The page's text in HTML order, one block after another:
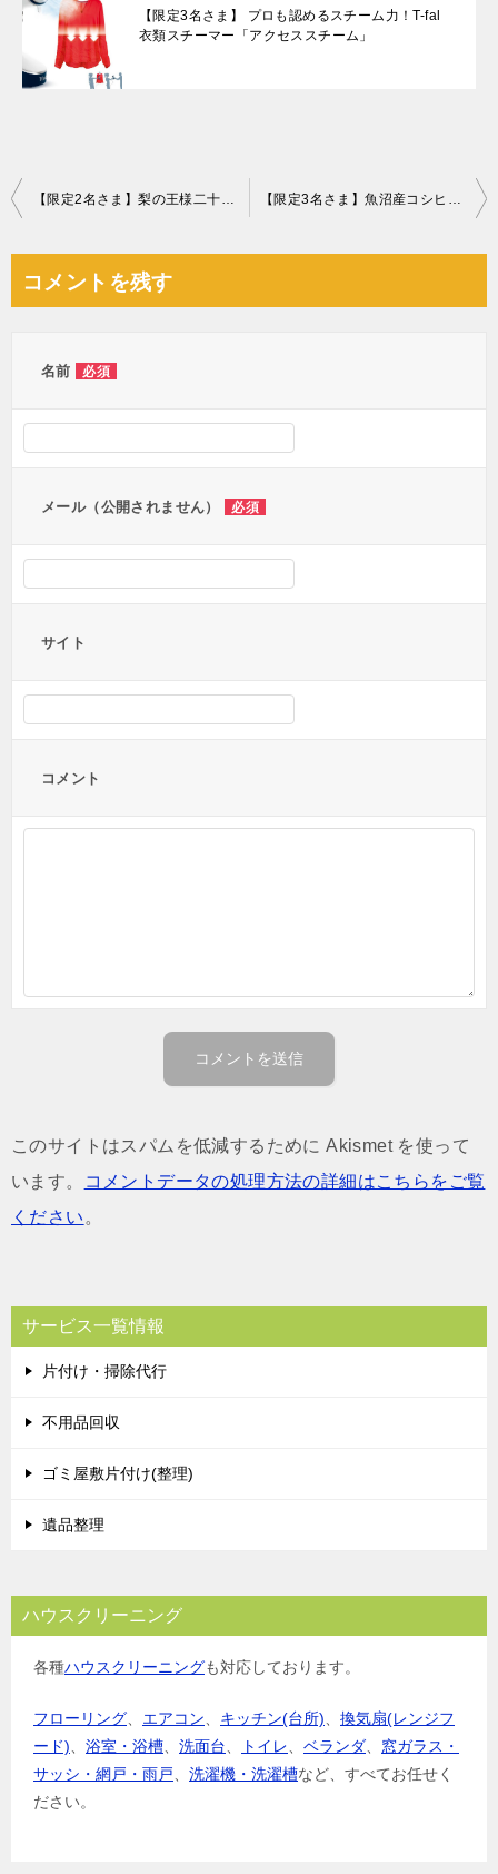
【限定3名さま】 プロも認めるスチーム力！T-fal
衣類スチーマー「アクセススチーム」
投
ビ
コメントを残す
名前 必須
メール（公開されません） 必須
サイト
コメント
このサイトはスパムを低減するために Akismet を使って
います。
コメントデータの処理方法の詳細はこちらをご覧
ください 。
サービス一覧情報
片付け・掃除代行
不用品回収
ゴミ屋敷片付け(整理)
遺品整理
ハウスクリーニング
各種ハウスクリーニングも対応しております。
フローリング エアコン キッチン(台所)
換気扇(レンジフ
ード)
浴室・浴槽 洗面台 トイレ ベランダ
窓ガラス・
サッシ・網戸・雨戸
洗濯機・洗濯槽など、すべてお任せく
ださい。